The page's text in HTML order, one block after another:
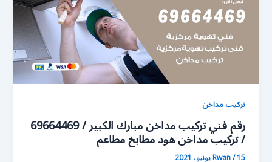
تركيب مداخن
رقم فني تركيب مداخن مبارك الكبير / 69664469
/ تركيب مداخن هود مطابخ مطاعم
Rwan/15 يونيو، 2021